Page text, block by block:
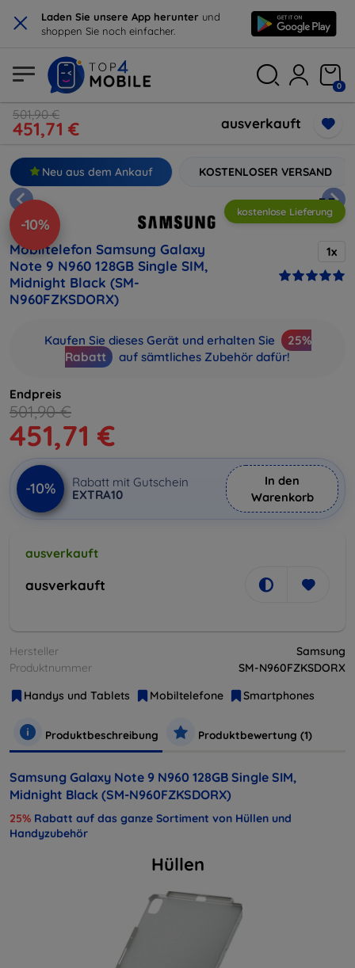
× Laden Sie unsere App herunter und
shoppen Sie noch einfacher.
0
501,90 €
451,71 € ausverkauft
Neu aus dem Ankauf KOSTENLOSER VERSAND
-10%
kostenlose Lieferung
Mobiltelefon Samsung Galaxy
Note 9 N960 128GB Single SIM,
Midnight Black (SM-
N960FZKSDORX)
1x
Kaufen Sie dieses Gerät und erhalten Sie
25%
Rabatt
auf sämtliches Zubehör dafür!
Endpreis
501,90 €
451,71 €
-10%
Rabatt mit Gutschein
EXTRA10
In den
Warenkorb
ausverkauft
ausverkauft
Hersteller
Samsung
Produktnummer
SM-N960FZKSDORX
Handys und Tablets
Mobiltelefone Smartphones
Produktbeschreibung Produktbewertung (1)
Samsung Galaxy Note 9 N960 128GB Single SIM,
Midnight Black (SM-N960FZKSDORX)
25% Rabatt auf das ganze Sortiment von Hüllen und
Handyzubehör
Hüllen